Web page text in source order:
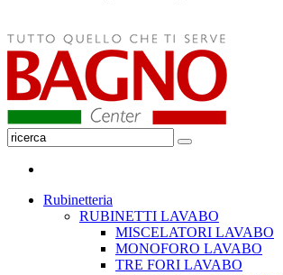
Rubinetteria
RUBINETTI LAVABO
MISCELATORI LAVABO
MONOFORO LAVABO
TRE FORI LAVABO